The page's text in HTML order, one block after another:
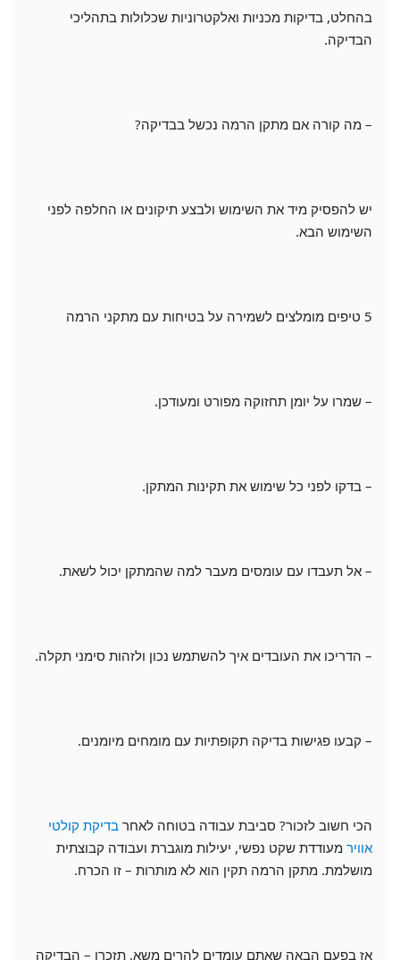
בהחלט, בדיקות מכניות ואלקטרוניות שכלולות בתהליכי
הבדיקה.
– מה קורה אם מתקן הרמה נכשל בבדיקה?
יש להפסיק מיד את השימוש ולבצע תיקונים או החלפה לפני
השימוש הבא.
5 טיפים מומלצים לשמירה על בטיחות עם מתקני הרמה
– שמרו על יומן תחזוקה מפורט ומעודכן.
– בדקו לפני כל שימוש את תקינות המתקן.
– אל תעבדו עם עומסים מעבר למה שהמתקן יכול לשאת.
– הדריכו את העובדים איך להשתמש נכון ולזהות סימני תקלה.
– קבעו פגישות בדיקה תקופתיות עם מומחים מיומנים.
הכי חשוב לזכור? סביבת עבודה בטוחה לאחר בדיקת קולטי
אוויר מעודדת שקט נפשי, יעילות מוגברת ועבודה קבוצתית
מושלמת. מתקן הרמה תקין הוא לא מותרות – זו הכרח.
אז בפעם הבאה שאתם עומדים להרים משא, תזכרו – הבדיקה